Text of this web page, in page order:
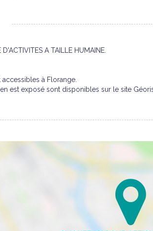
A TAILLE HUMAINE.
à Florange.
est exposé sont disponibles sur le site